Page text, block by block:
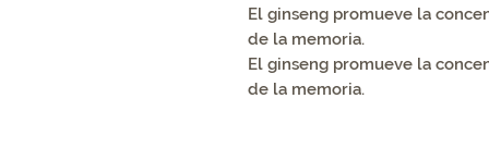
El ginseng promueve la
de la memoria.
El ginseng promueve la
de la memoria.